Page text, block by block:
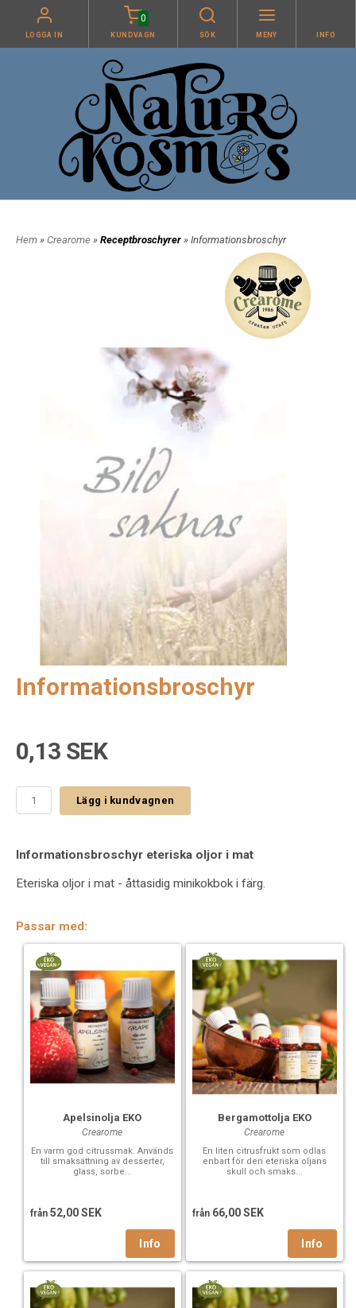
LOGGA IN
0
KUNDVAGN SÖK MENY INFO
Hem » Crearome » Receptbroschyrer » Informationsbroschyr
Informationsbroschyr
0,13 SEK
Lägg i kundvagnen
Informationsbroschyr eteriska oljor i mat
Eteriska oljor i mat - åttasidig minikokbok i färg.
Passar med:
Apelsinolja EKO
Crearome
En varm god citrussmak. Används
till smaksättning av desserter,
glass, sorbe...
från 52,00 SEK
Bergamottolja EKO
Crearome
En liten citrusfrukt som odlas
enbart för den eteriska oljans
skull och smaks...
från 66,00 SEK